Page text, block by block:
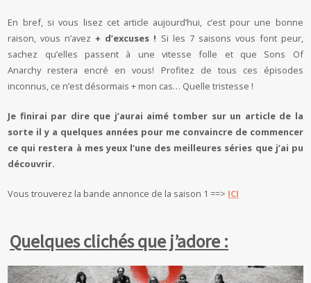
En bref, si vous lisez cet article aujourd’hui, c’est pour une bonne
raison, vous n’avez + d’excuses ! Si les 7 saisons vous font peur,
sachez qu’elles passent à une vitesse folle et que Sons Of
Anarchy restera encré en vous! Profitez de tous ces épisodes
inconnus, ce n’est désormais + mon cas… Quelle tristesse !
Je finirai par dire que j’aurai aimé tomber sur un article de la
sorte il y a quelques années pour me convaincre de commencer
ce qui restera à mes yeux l’une des meilleures séries que j’ai pu
découvrir.
Vous trouverez la bande annonce de la saison 1 ==> ICI
Quelques clichés que j’adore :